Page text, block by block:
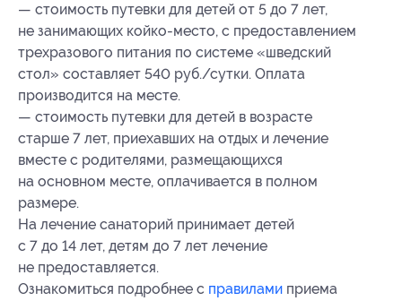
— стоимость путевки для детей от 5 до 7 лет,
не занимающих койко-место, с предоставлением
трехразового питания по системе «шведский
стол» составляет 540 руб./сутки. Оплата
производится на месте.
— стоимость путевки для детей в возрасте
старше 7 лет, приехавших на отдых и лечение
вместе с родителями, размещающихся
на основном месте, оплачивается в полном
размере.
На лечение санаторий принимает детей
с 7 до 14 лет, детям до 7 лет лечение
не предоставляется.
Ознакомиться подробнее с правилами приема